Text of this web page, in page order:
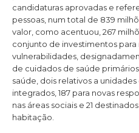
candidaturas aprovadas e
pessoas, num total de 839
valor, como acentuou, 267
conjunto de investimentos
vulnerabilidades,
de cuidados de saúde
saúde, dois relativos a
integrados, 187 para novas
nas áreas sociais e 21
habitação.